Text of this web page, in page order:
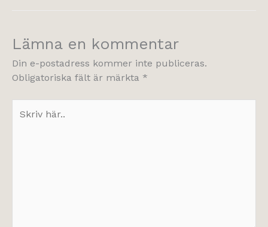
Lämna en kommentar
Din e-postadress kommer inte publiceras.
Obligatoriska fält är märkta *
här..